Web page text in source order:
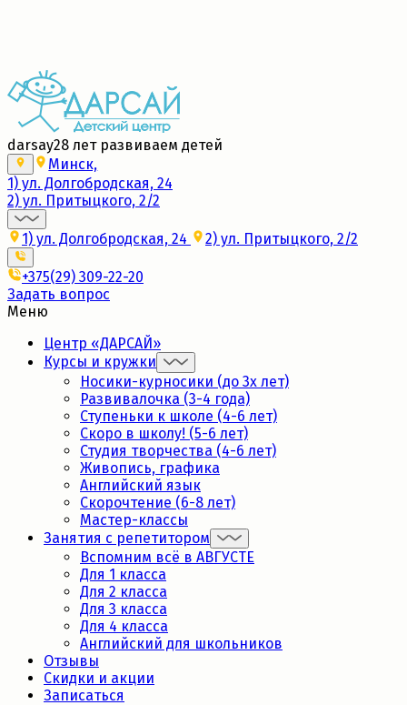
darsay28 лет развиваем детей
Минск,
1) ул. Долгобродская, 24
2) ул. Притыцкого, 2/2
1) ул. Долгобродская, 24 2) ул. Притыцкого, 2/2
+375(29) 309-22-20
Задать вопрос
Меню
Центр «ДАРСАЙ»
Курсы и кружки
Носики-курносики (до 3х лет)
Развивалочка (3-4 года)
Ступеньки к школе (4-6 лет)
Скоро в школу! (5-6 лет)
Студия творчества (4-6 лет)
Живопись, графика
Английский язык
Скорочтение (6-8 лет)
Мастер-классы
Занятия с репетитором
Вспомним всё в АВГУСТЕ
Для 1 класса
Для 2 класса
Для 3 класса
Для 4 класса
Английский для школьников
Отзывы
Скидки и акции
Записаться